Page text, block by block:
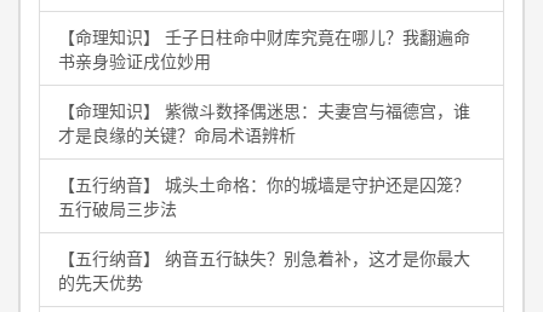
【命理知识】 壬子日柱命中财库究竟在哪儿？我翻遍命
书亲身验证戌位妙用
【命理知识】 紫微斗数择偶迷思：夫妻宫与福德宫，谁
才是良缘的关键？命局术语辨析
【五行纳音】 城头土命格：你的城墙是守护还是囚笼？
五行破局三步法
【五行纳音】 纳音五行缺失？别急着补，这才是你最大
的先天优势